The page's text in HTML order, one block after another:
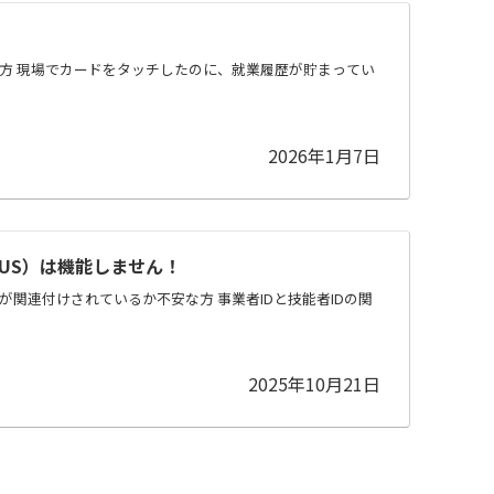
現場でカードをタッチしたのに、就業履歴が貯まってい
2026年1月7日
）は機能しません！
関連付けされているか不安な方 事業者IDと技能者IDの関
2025年10月21日